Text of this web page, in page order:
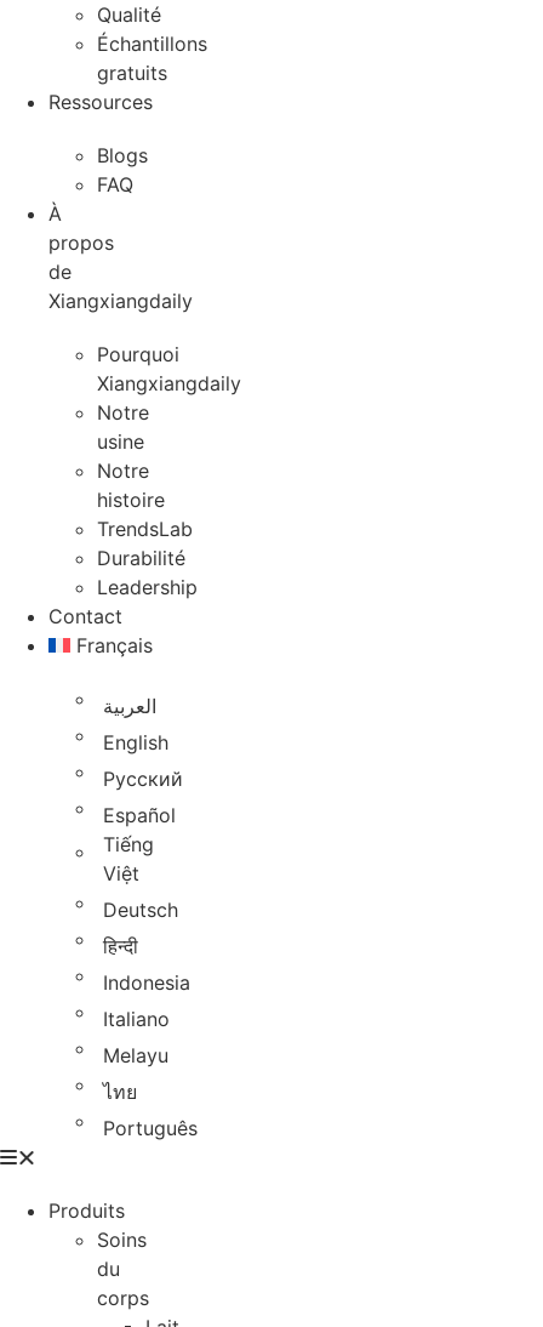
Qualité
Échantillons
gratuits
Ressources
Blogs
FAQ
À
propos
de
Xiangxiangdaily
Pourquoi
Xiangxiangdaily
Notre
usine
Notre
histoire
TrendsLab
Durabilité
Leadership
Contact
Français
العربية
English
Русский
Español
Tiếng
Việt
Deutsch
हिन्दी
Indonesia
Italiano
Melayu
ไทย
Português
Produits
Soins
du
corps